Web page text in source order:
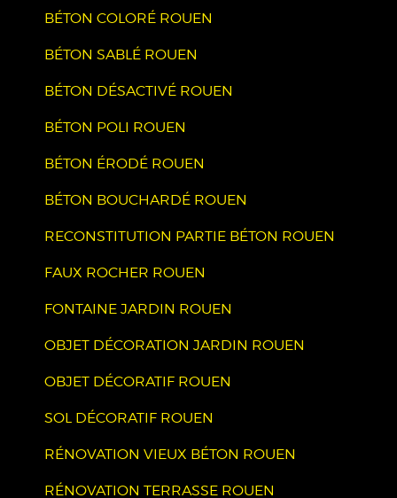
BÉTON COLORÉ ROUEN
BÉTON SABLÉ ROUEN
BÉTON DÉSACTIVÉ ROUEN
BÉTON POLI ROUEN
BÉTON ÉRODÉ ROUEN
BÉTON BOUCHARDÉ ROUEN
RECONSTITUTION PARTIE BÉTON ROUEN
FAUX ROCHER ROUEN
FONTAINE JARDIN ROUEN
OBJET DÉCORATION JARDIN ROUEN
OBJET DÉCORATIF ROUEN
SOL DÉCORATIF ROUEN
RÉNOVATION VIEUX BÉTON ROUEN
RÉNOVATION TERRASSE ROUEN